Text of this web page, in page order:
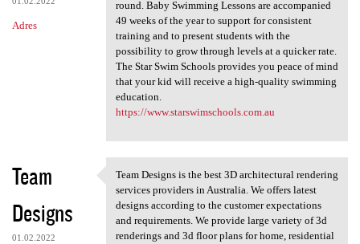
Adres
round. Baby Swimming Lessons are accompanied
49 weeks of the year to support for consistent
training and to present students with the
possibility to grow through levels at a quicker rate.
The Star Swim Schools provides you peace of mind
that your kid will receive a high-quality swimming
education.
https://www.starswimschools.com.au
Team
Designs
01.02.2022
Team Designs is the best 3D
Team Designs is the best 3D architectural rendering
services providers in Australia. We offers latest
designs according to the customer expectations
and requirements. We provide large variety of 3d
renderings and 3d floor plans for home, residential